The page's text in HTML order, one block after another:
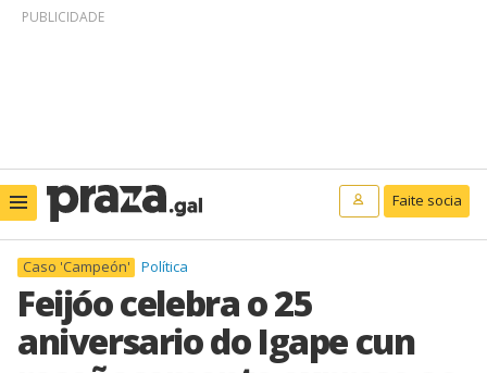
PUBLICIDADE
Faite socia
Caso 'Campeón' Política
Feijóo celebra o 25
aniversario do Igape cun